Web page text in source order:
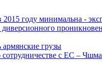
2015 году минимальна -
армянские грузы
с ЕС –